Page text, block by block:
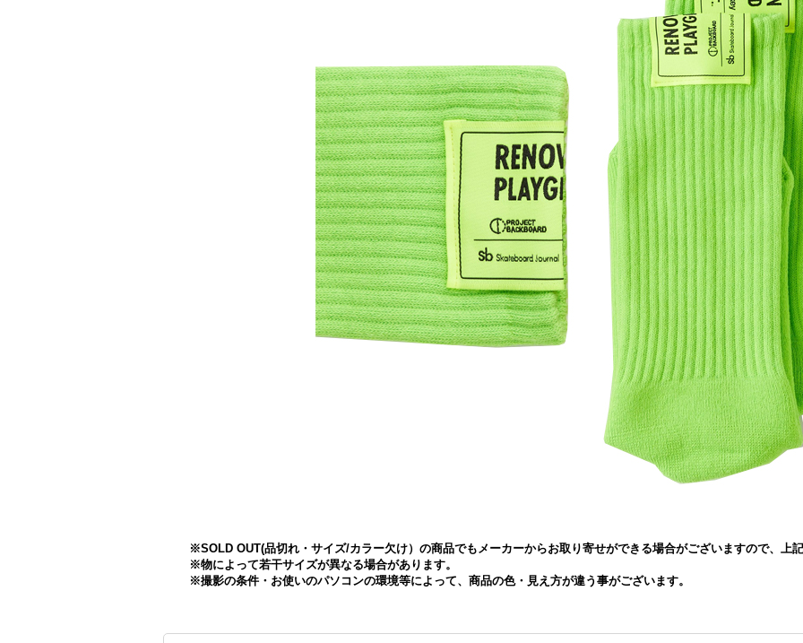
※SOLD OUT(品切れ・サイズ/カラー欠け）の商品でもメーカーからお取り寄せができる場合がございますので、上
※物によって若干サイズが異なる場合があります。
※撮影の条件・お使いのパソコンの環境等によって、商品の色・見え方が違う事がございます。